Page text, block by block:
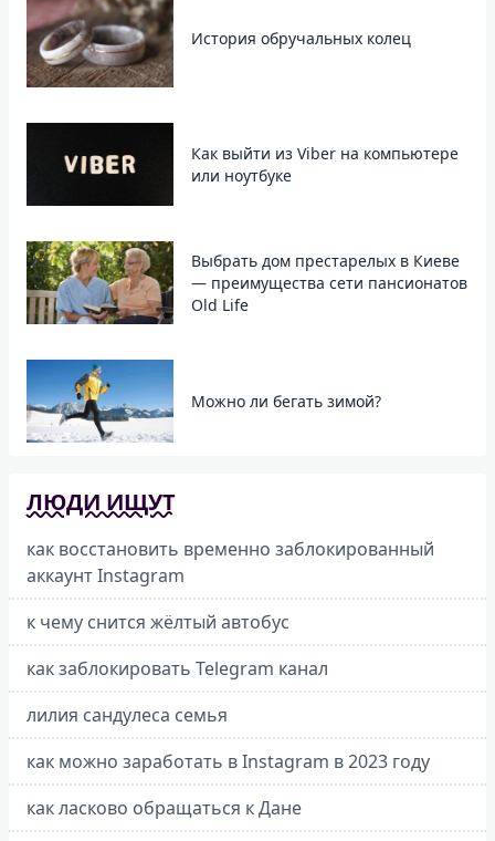
История обручальных колец
Как выйти из Viber на компьютере
или ноутбуке
Выбрать дом престарелых в Киеве
— преимущества сети пансионатов
Old Life
Можно ли бегать зимой?
ЛЮДИ ИЩУТ
как восстановить временно заблокированный
аккаунт Instagram
к чему снится жёлтый автобус
как заблокировать Telegram канал
лилия сандулеса семья
как можно заработать в Instagram в 2023 году
как ласково обращаться к Дане